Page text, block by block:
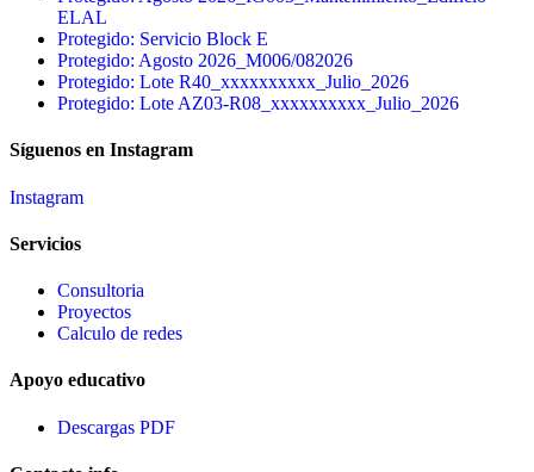
ELAL
Protegido: Servicio Block E
Protegido: Agosto 2026_M006/082026
Protegido: Lote R40_xxxxxxxxxx_Julio_2026
Protegido: Lote AZ03-R08_xxxxxxxxxx_Julio_2026
Síguenos en Instagram
Instagram
Servicios
Consultoria
Proyectos
Calculo de redes
Apoyo educativo
Descargas PDF